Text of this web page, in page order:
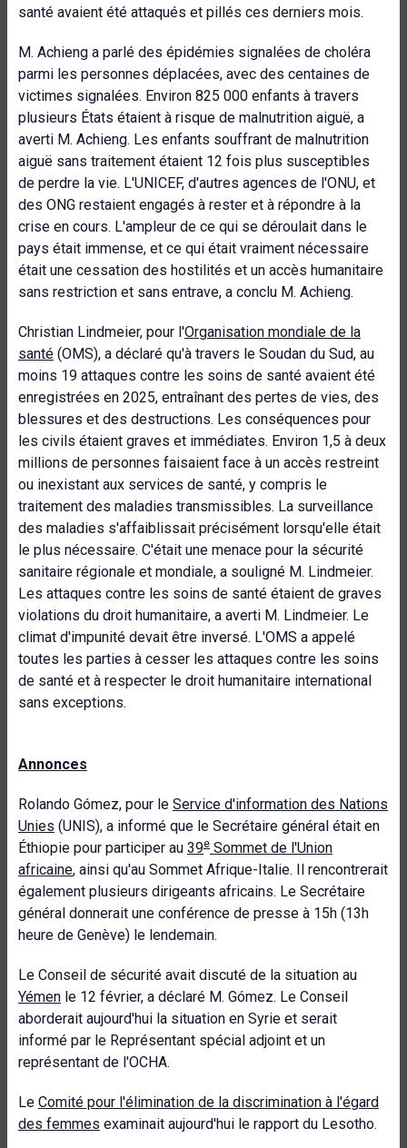
santé avaient été attaqués et pillés ces derniers mois.
M. Achieng a parlé des épidémies signalées de choléra
parmi les personnes déplacées, avec des centaines de
victimes signalées. Environ 825 000 enfants à travers
plusieurs États étaient à risque de malnutrition aiguë, a
averti M. Achieng. Les enfants souffrant de malnutrition
aiguë sans traitement étaient 12 fois plus susceptibles
de perdre la vie. L'UNICEF, d'autres agences de l'ONU, et
des ONG restaient engagés à rester et à répondre à la
crise en cours. L'ampleur de ce qui se déroulait dans le
pays était immense, et ce qui était vraiment nécessaire
était une cessation des hostilités et un accès humanitaire
sans restriction et sans entrave, a conclu M. Achieng.
Christian Lindmeier, pour l'Organisation mondiale de la
santé (OMS), a déclaré qu'à travers le Soudan du Sud, au
moins 19 attaques contre les soins de santé avaient été
enregistrées en 2025, entraînant des pertes de vies, des
blessures et des destructions. Les conséquences pour
les civils étaient graves et immédiates. Environ 1,5 à deux
millions de personnes faisaient face à un accès restreint
ou inexistant aux services de santé, y compris le
traitement des maladies transmissibles. La surveillance
des maladies s'affaiblissait précisément lorsqu'elle était
le plus nécessaire. C'était une menace pour la sécurité
sanitaire régionale et mondiale, a souligné M. Lindmeier.
Les attaques contre les soins de santé étaient de graves
violations du droit humanitaire, a averti M. Lindmeier. Le
climat d'impunité devait être inversé. L'OMS a appelé
toutes les parties à cesser les attaques contre les soins
de santé et à respecter le droit humanitaire international
sans exceptions.
Annonces
Rolando Gómez, pour le Service d'information des Nations
Unies (UNIS), a informé que le Secrétaire général était en
Éthiopie pour participer au 39e Sommet de l'Union
africaine, ainsi qu'au Sommet Afrique-Italie. Il rencontrerait
également plusieurs dirigeants africains. Le Secrétaire
général donnerait une conférence de presse à 15h (13h
heure de Genève) le lendemain.
Le Conseil de sécurité avait discuté de la situation au
Yémen le 12 février, a déclaré M. Gómez. Le Conseil
aborderait aujourd'hui la situation en Syrie et serait
informé par le Représentant spécial adjoint et un
représentant de l'OCHA.
Le Comité pour l'élimination de la discrimination à l'égard
des femmes examinait aujourd'hui le rapport du Lesotho.